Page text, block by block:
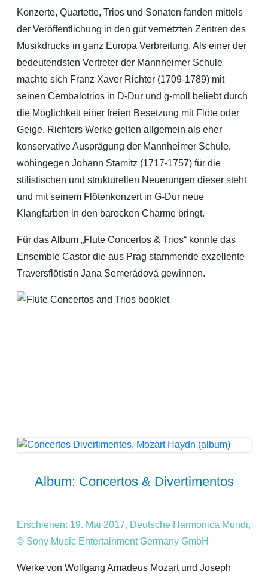
Konzerte, Quartette, Trios und Sonaten fanden mittels
der Veröffentlichung in den gut vernetzten Zentren des
Musikdrucks in ganz Europa Verbreitung. Als einer der
bedeutendsten Vertreter der Mannheimer Schule
machte sich Franz Xaver Richter (1709-1789) mit
seinen Cembalotrios in D-Dur und g-moll beliebt durch
die Möglichkeit einer freien Besetzung mit Flöte oder
Geige. Richters Werke gelten allgemein als eher
konservative Ausprägung der Mannheimer Schule,
wohingegen Johann Stamitz (1717-1757) für die
stilistischen und strukturellen Neuerungen dieser steht
und mit seinem Flötenkonzert in G-Dur neue
Klangfarben in den barocken Charme bringt.
Für das Album „Flute Concertos & Trios“ konnte das
Ensemble Castor die aus Prag stammende exzellente
Traversflötistin Jana Semerádová gewinnen.
Album: Concertos & Divertimentos
Erschienen: 19. Mai 2017, Deutsche Harmonica Mundi,
© Sony Music Entertainment Germany GmbH
Werke von Wolfgang Amadeus Mozart und Joseph